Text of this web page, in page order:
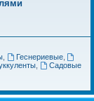
, Геснериевые,
,
Садовые